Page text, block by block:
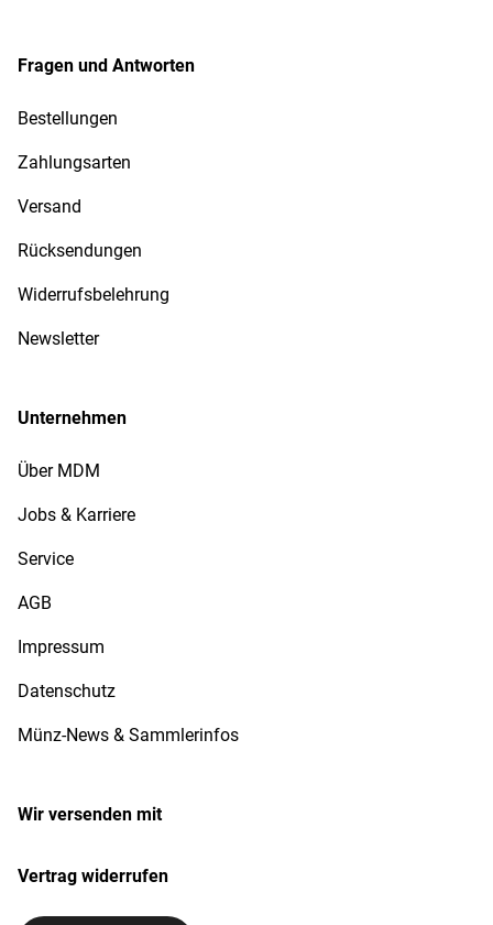
Fragen und Antworten
Bestellungen
Zahlungsarten
Versand
Rücksendungen
Widerrufsbelehrung
Newsletter
Unternehmen
Über MDM
Jobs & Karriere
Service
AGB
Impressum
Datenschutz
Münz-News & Sammlerinfos
Wir versenden mit
Vertrag widerrufen